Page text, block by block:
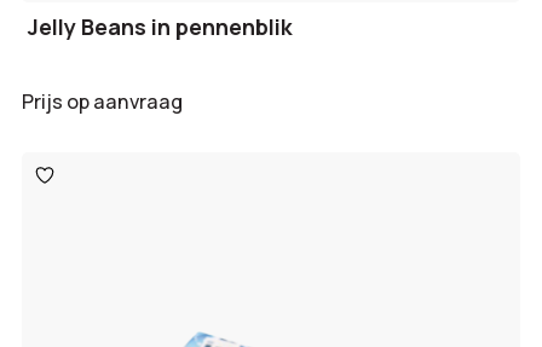
Jelly Beans in pennenblik
Prijs op aanvraag
Toevoegen
aan